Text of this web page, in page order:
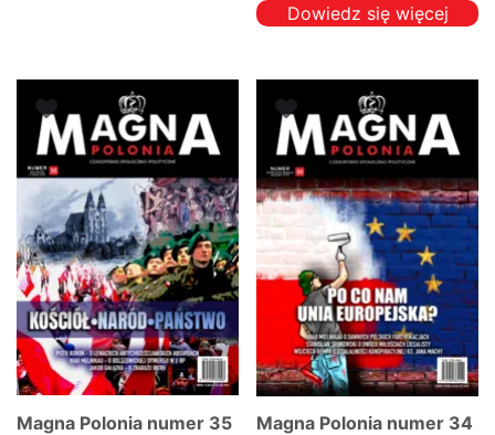
wiele
wariantów.
Opcje
można
wybrać
na
stronie
produktu
Dowiedz się więcej
Magna Polonia numer 35
Magna Polonia numer 34